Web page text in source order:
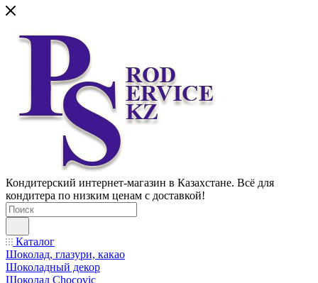
Кондитерский интернет-магазин в Казахстане. Всё для
кондитера по низким ценам с доставкой!
Каталог
Шоколад, глазури, какао
Шоколадный декор
Шоколад Chocovic